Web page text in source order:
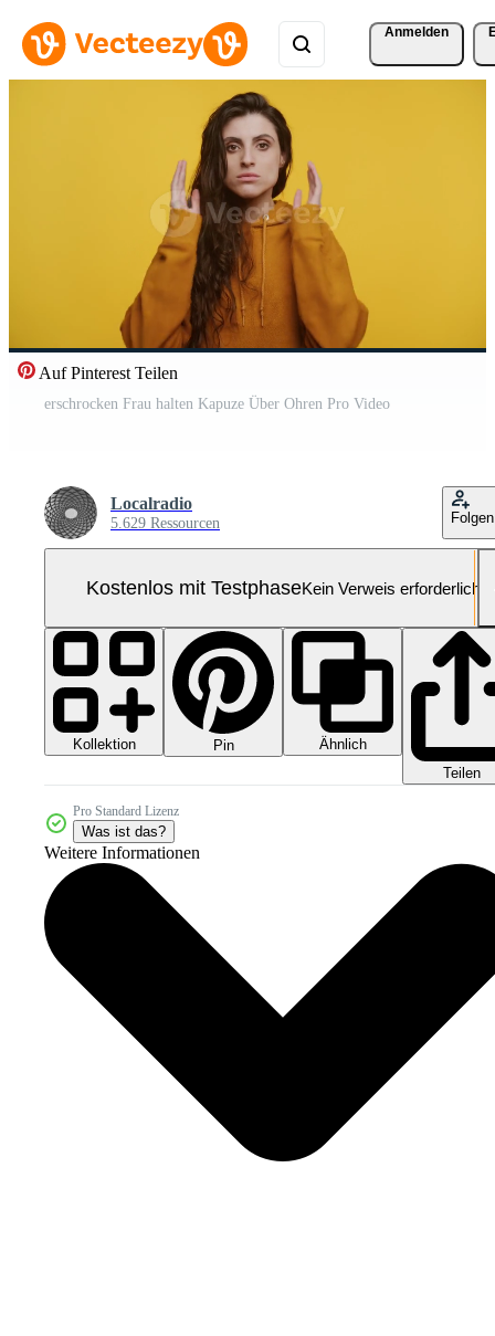
Anmelden
Auf Pinterest Teilen
erschrocken Frau halten Kapuze Über Ohren Pro Video
Localradio
5.629 Ressourcen Folgen
Kostenlos mit TestphaseKein Verweis erforderlich
Kollektion Pin
Ähnlich
Teilen
Pro Standard Lizenz
Was ist das?
Weitere Informationen